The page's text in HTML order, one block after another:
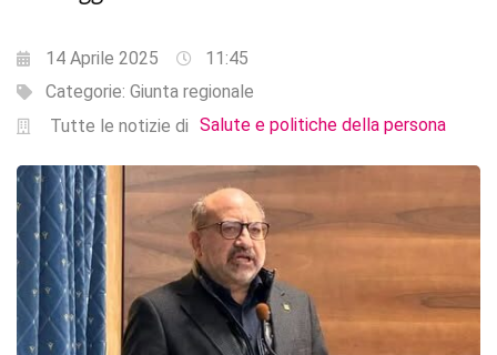
14 Aprile 2025
11:45
Categorie: Giunta regionale
Tutte le notizie di Salute e politiche della persona